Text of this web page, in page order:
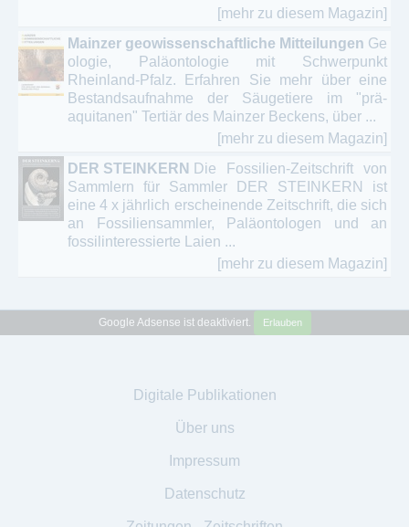
[mehr zu diesem Magazin]
Mainzer geowissenschaftliche Mitteilungen Ge
ologie, Paläontologie mit Schwerpunkt
Rheinland-Pfalz. Erfahren Sie mehr über eine
Bestandsaufnahme der Säugetiere im "prä-
aquitanen" Tertiär des Mainzer Beckens, über ...
[mehr zu diesem Magazin]
DER STEINKERN Die Fossilien-Zeitschrift von
Sammlern für Sammler DER STEINKERN ist
eine 4 x jährlich erscheinende Zeitschrift, die sich
an Fossiliensammler, Paläontologen und an
fossilinteressierte Laien ...
[mehr zu diesem Magazin]
Google Adsense ist deaktiviert. Erlauben
Digitale Publikationen
Über uns
Impressum
Datenschutz